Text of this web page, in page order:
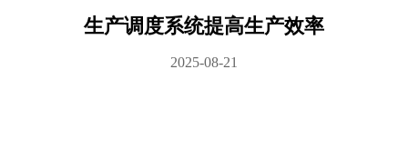
生产调度系统提高生产效率
2025-08-21